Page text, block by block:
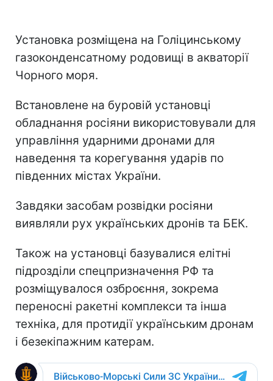
Установка розміщена на Голіцинському
газоконденсатному родовищі в акваторії
Чорного моря.
Встановлене на буровій установці
обладнання росіяни використовували для
управління ударними дронами для
наведення та корегування ударів по
південних містах України.
Завдяки засобам розвідки росіяни
виявляли рух українських дронів та БЕК.
Також на установці базувалися елітні
підрозділи спецпризначення РФ та
розміщувалося озброєння, зокрема
переносні ракетні комплекси та інша
техніка, для протидії українським дронам
і безекіпажним катерам.